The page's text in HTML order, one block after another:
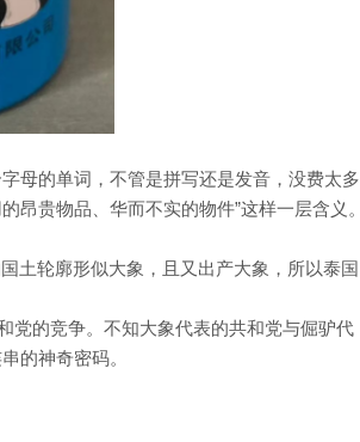
母的单词，不管是拼写还是发音，没费太多
昂贵物品、华而不实的物件”这样一层含义。
土轮廓形似大象，且又出产大象，所以泰国
党的竞争。不知大象代表的共和党与倔驴代
的神奇密码。